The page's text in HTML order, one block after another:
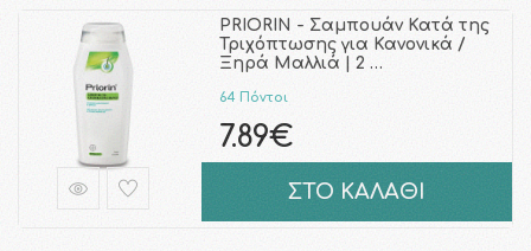
PRIORIN - Σαμπουάν Κατά της
Τριχόπτωσης για Κανονικά /
Ξηρά Μαλλιά | 2 …
64 Πόντοι
7.89€
ΣΤΟ ΚΑΛΑΘΙ